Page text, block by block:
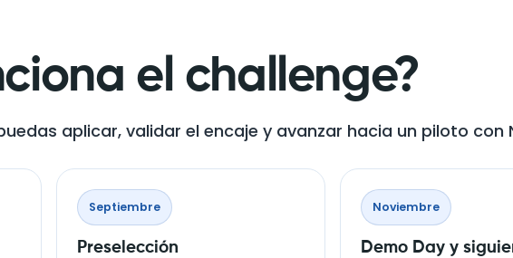
el challenge?
aplicar, validar el encaje y avanzar hacia un piloto con
Septiembre
Preselección
Noviembre
Demo Day y